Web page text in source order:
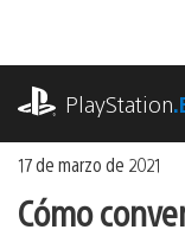
contenido
PlayStation
17 de marzo de 2021
Cómo